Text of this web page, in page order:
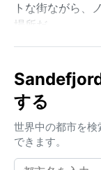
トな街ながら、
場所だ。
ケッペン気候区
度で過ごしやす
い。年間を通じ
アウターが欠か
袋が必須。夏で
する
世界中の都市を
できます。